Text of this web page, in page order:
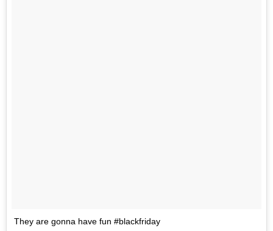
They are gonna have fun #blackfriday